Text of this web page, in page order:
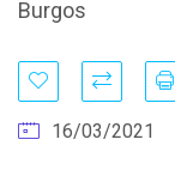
Burgos
16/03/2021